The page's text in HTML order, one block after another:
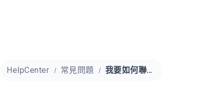
HelpCenter 常見問題 我要如何聯絡你們？